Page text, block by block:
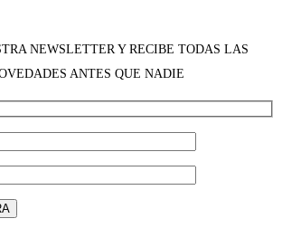
NEWSLETTER Y RECIBE TODAS LAS
ANTES QUE NADIE